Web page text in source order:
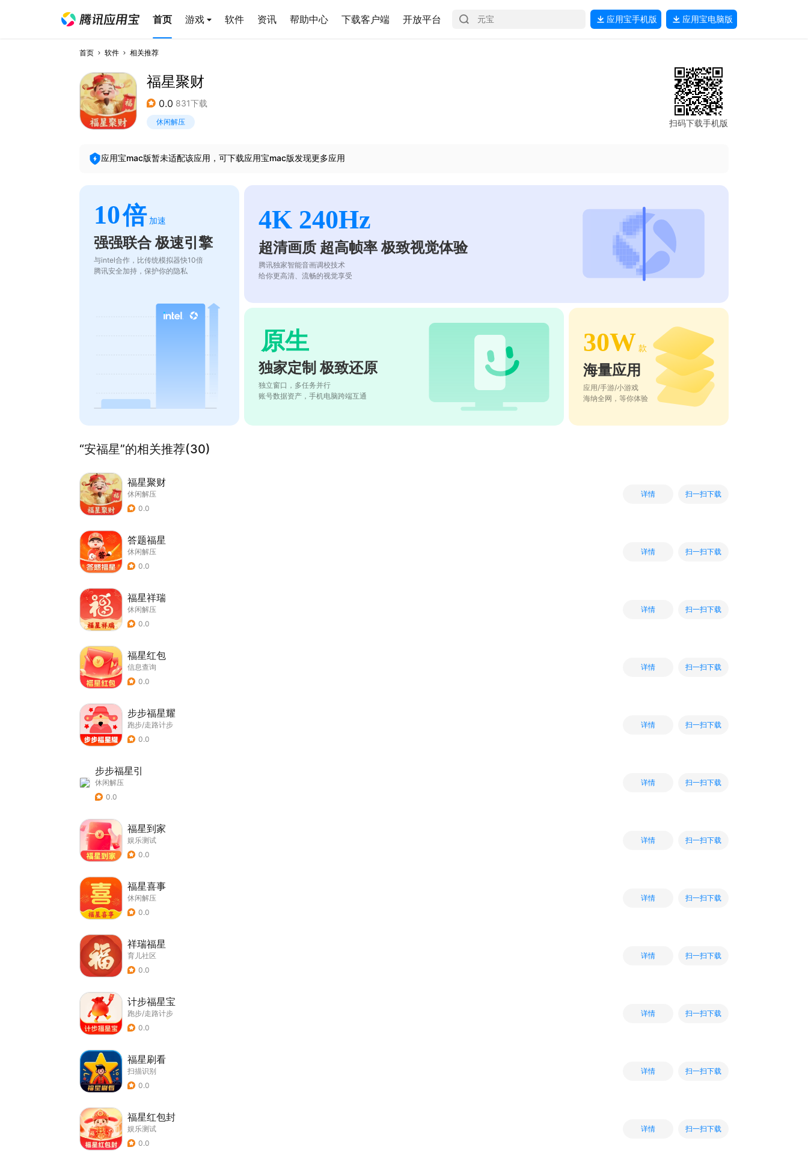
首页 游戏 软件 资讯 帮助中心 下载客户端 开放平台 应用宝手机版 应用宝电脑版
首页 软件 相关推荐
福星聚财
0.0 831下载
休闲解压 扫码下载手机版
应用宝mac版暂未适配该应用，可下载应用宝mac版发现更多应用
10倍 加速
强强联合 极速引擎
与intel合作，比传统模拟器快10倍
腾讯安全加持，保护你的隐私
4K 240Hz
超清画质 超高帧率 极致视觉体验
腾讯独家智能音画调校技术
给你更高清、流畅的视觉享受
原生
独家定制 极致还原
独立窗口，多任务并行
账号数据资产，手机电脑跨端互通
30W 款
海量应用
应用/手游/小游戏
海纳全网，等你体验
“安福星”的相关推荐(30)
福星聚财
休闲解压
0.0
详情 扫一扫下载
答题福星
休闲解压
0.0
详情 扫一扫下载
福星祥瑞
休闲解压
0.0
详情 扫一扫下载
福星红包
信息查询
0.0
详情 扫一扫下载
步步福星耀
跑步/走路计步
0.0
详情 扫一扫下载
步步福星引
休闲解压
0.0
详情 扫一扫下载
福星到家
娱乐测试
0.0
详情 扫一扫下载
福星喜事
休闲解压
0.0
详情 扫一扫下载
祥瑞福星
育儿社区
0.0
详情 扫一扫下载
计步福星宝
跑步/走路计步
0.0
详情 扫一扫下载
福星刷看
扫描识别
0.0
详情 扫一扫下载
福星红包封
娱乐测试
0.0
详情 扫一扫下载